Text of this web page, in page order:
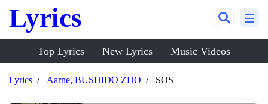
Lyrics
Top Lyrics New Lyrics Music Videos
Lyrics Aarne, BUSHIDO ZHO SOS